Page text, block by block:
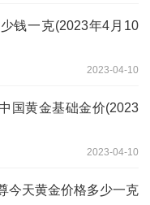
钱一克(2023年4月10
2023-04-10
国黄金基础金价(2023
2023-04-10
今天黄金价格多少一克